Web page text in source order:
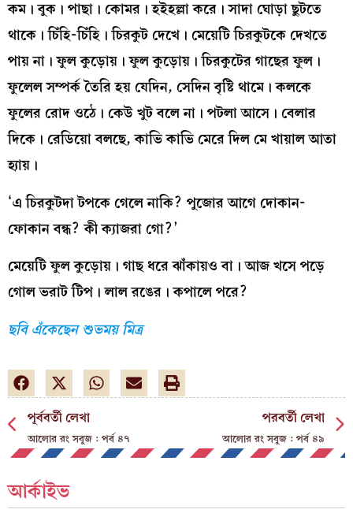
কম। বুক। পাছা। কোমর। হইহল্লা করে। সাদা ঘোড়া ছুটতে
থাকে। চিঁহি-চিঁহি। চিরকুট দেখে। মেয়েটি চিরকুটকে দেখতে
পায় না। ফুল কুড়োয়। ফুল কুড়োয়। চিরকুটের গাছের ফুল।
ফুলেল সম্পর্ক তৈরি হয় যেদিন, সেদিন বৃষ্টি থামে। কলকে
ফুলের রোদ ওঠে। কেউ খুট বলে না। পটলা আসে। বেলার
দিকে। রেডিয়ো বলছে, কাভি কাভি মেরে দিল মে খায়াল আতা
হ্যায়।
‘এ চিরকুটদা টপকে গেলে নাকি? পুজোর আগে দোকান-
ফোকান বন্ধ? কী ক্যাজরা গো?’
মেয়েটি ফুল কুড়োয়। গাছ ধরে ঝাঁকায়ও বা। আজ খসে পড়ে
গোল ভরাট টিপ। লাল রঙের। কপালে পরে?
ছবি এঁকেছেন শুভময় মিত্র
পূর্ববর্তী লেখা
আলোর রং সবুজ : পর্ব ৪৭
পরবর্তী লেখা
আলোর রং সবুজ : পর্ব ৪৯
আর্কাইভ